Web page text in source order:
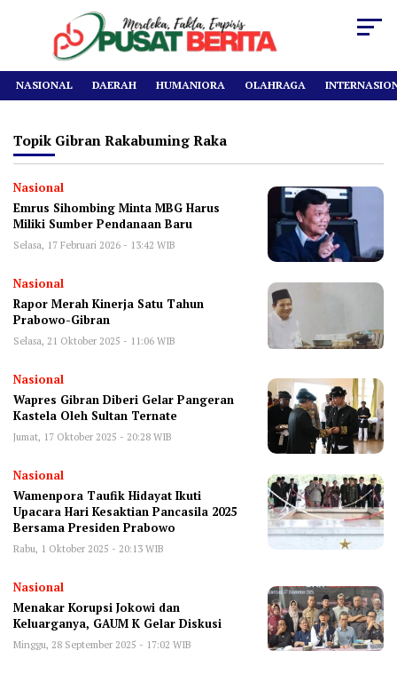
NASIONAL DAERAH HUMANIORA OLAHRAGA
Topik Gibran Rakabuming Raka
Nasional
Emrus Sihombing Minta MBG Harus
Miliki Sumber Pendanaan Baru
Selasa, 17 Februari 2026 - 13:42 WIB
Nasional
Rapor Merah Kinerja Satu Tahun
Prabowo-Gibran
Selasa, 21 Oktober 2025 - 11:06 WIB
Nasional
Wapres Gibran Diberi Gelar Pangeran
Kastela Oleh Sultan Ternate
Jumat, 17 Oktober 2025 - 20:28 WIB
Nasional
Wamenpora Taufik Hidayat Ikuti
Upacara Hari Kesaktian Pancasila 2025
Bersama Presiden Prabowo
Rabu, 1 Oktober 2025 - 20:13 WIB
Nasional
Menakar Korupsi Jokowi dan
Keluarganya, GAUM K Gelar Diskusi
Minggu, 28 September 2025 - 17:02 WIB